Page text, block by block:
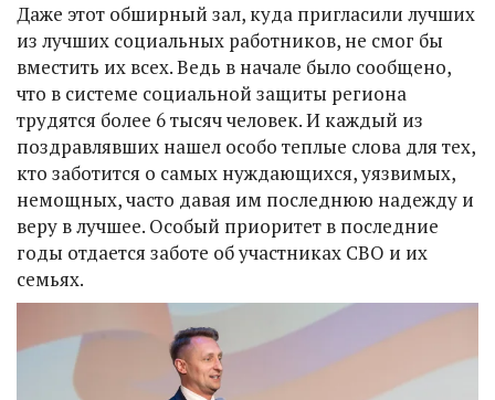
Даже этот обширный зал, куда пригласили лучших
из лучших социальных работников, не смог бы
вместить их всех. Ведь в начале было сообщено,
что в системе социальной защиты региона
трудятся более 6 тысяч человек. И каждый из
поздравлявших нашел особо теплые слова для тех,
кто заботится о самых нуждающихся, уязвимых,
немощных, часто давая им последнюю надежду и
веру в лучшее. Особый приоритет в последние
годы отдается заботе об участниках СВО и их
семьях.